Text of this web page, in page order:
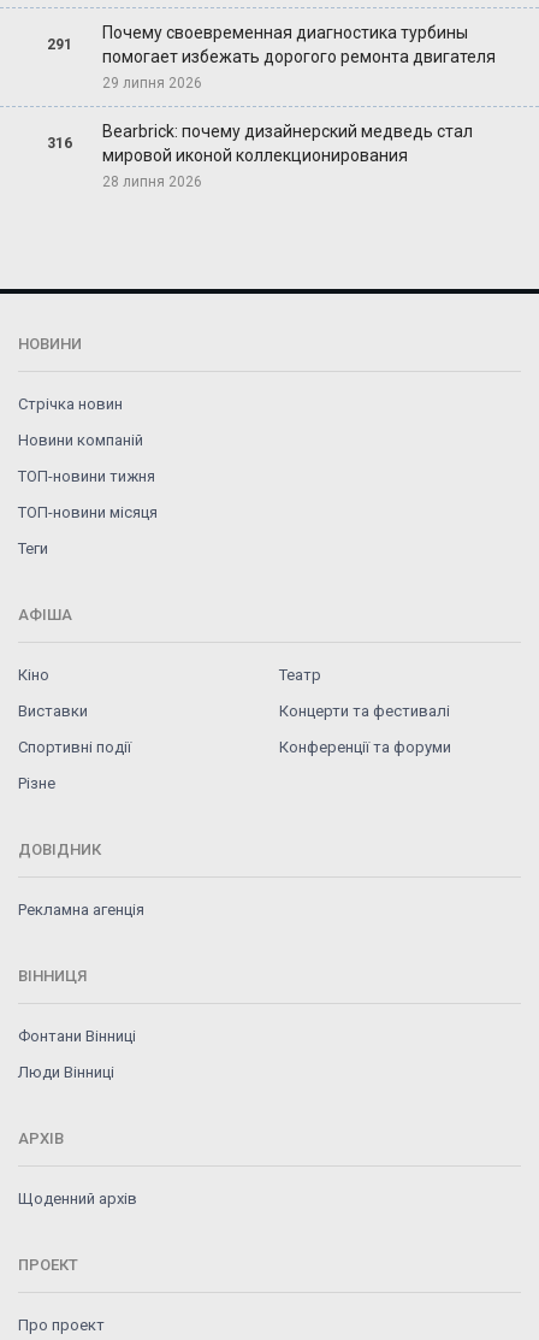
291
Почему своевременная диагностика турбины
помогает избежать дорогого ремонта двигателя
29 липня 2026
316
Bearbrick: почему дизайнерский медведь стал
мировой иконой коллекционирования
28 липня 2026
НОВИНИ
Стрічка новин
Новини компаній
ТОП-новини тижня
ТОП-новини місяця
Теги
АФІША
Кіно
Театр
Виставки
Концерти та фестивалі
Спортивні події
Конференції та форуми
Різне
ДОВІДНИК
Рекламна агенція
ВІННИЦЯ
Фонтани Вінниці
Люди Вінниці
АРХІВ
Щоденний архів
ПРОЕКТ
Про проект